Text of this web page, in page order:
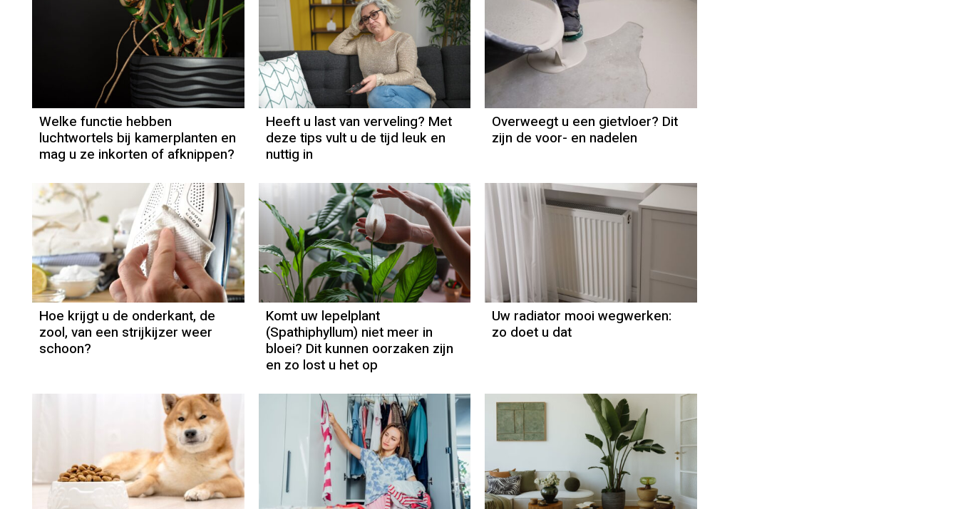
Welke functie hebben
luchtwortels bij kamerplanten en
mag u ze inkorten of afknippen?
Heeft u last van verveling? Met
deze tips vult u de tijd leuk en
nuttig in
Overweegt u een gietvloer? Dit
zijn de voor- en nadelen
Hoe krijgt u de onderkant, de
zool, van een strijkijzer weer
schoon?
Komt uw lepelplant
(Spathiphyllum) niet meer in
bloei? Dit kunnen oorzaken zijn
en zo lost u het op
Uw radiator mooi wegwerken:
zo doet u dat